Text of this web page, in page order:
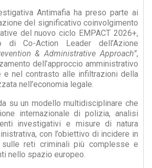
Antimafia ha preso parte ai
del significativo coinvolgimento
del nuovo ciclo EMPACT 2026+,
di Co-Action Leader dell’Azione
& Administrative Approach”,
dell’approccio amministrativo
e nel contrasto alle infiltrazioni della
nell’economia legale.
su un modello multidisciplinare che
internazionale di polizia, analisi
investigativi e misure di natura
con l’obiettivo di incidere in
sulle reti criminali più complesse e
nello spazio europeo.